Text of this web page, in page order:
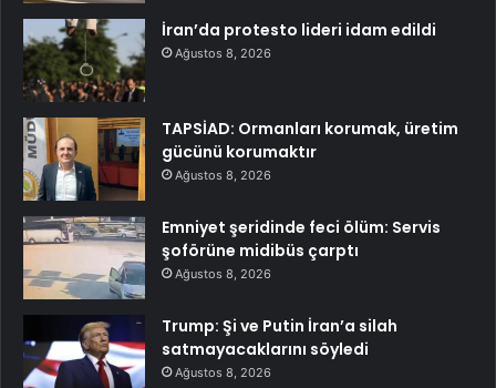
İran’da protesto lideri idam edildi
Ağustos 8, 2026
TAPSİAD: Ormanları korumak, üretim
gücünü korumaktır
Ağustos 8, 2026
Emniyet şeridinde feci ölüm: Servis
şoförüne midibüs çarptı
Ağustos 8, 2026
Trump: Şi ve Putin İran’a silah
satmayacaklarını söyledi
Ağustos 8, 2026